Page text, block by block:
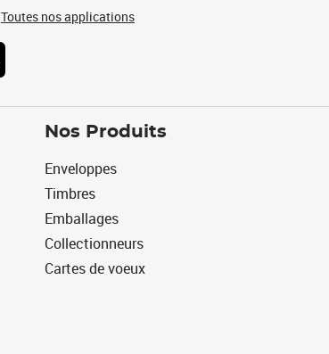
Toutes nos applications
Nos Produits
Enveloppes
Timbres
Emballages
Collectionneurs
Cartes de voeux